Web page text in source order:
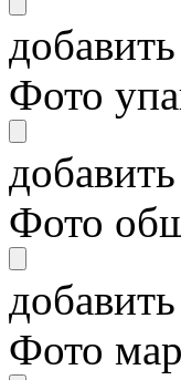
Фото
Фото
Фото